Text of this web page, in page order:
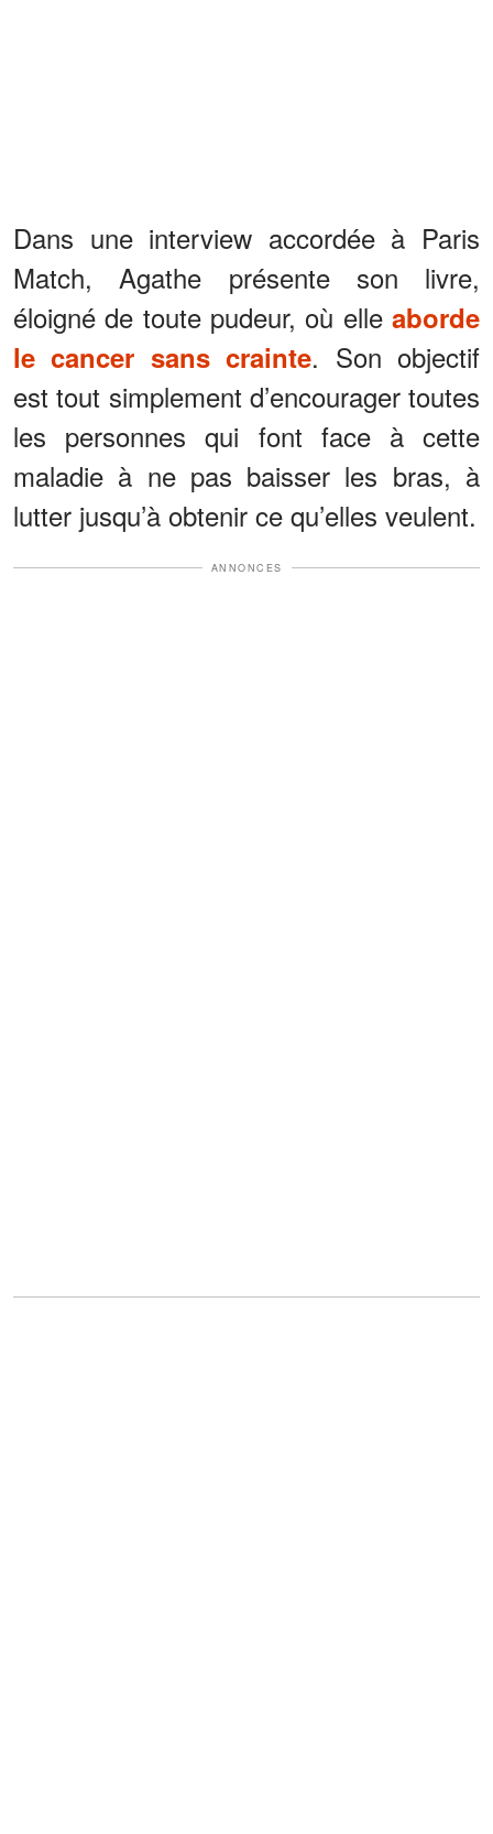
Dans une interview accordée à Paris
Match, Agathe présente son livre,
éloigné de toute pudeur, où elle aborde
le cancer sans crainte. Son objectif
est tout simplement d’encourager toutes
les personnes qui font face à cette
maladie à ne pas baisser les bras, à
lutter jusqu’à obtenir ce qu’elles veulent.
ANNONCES